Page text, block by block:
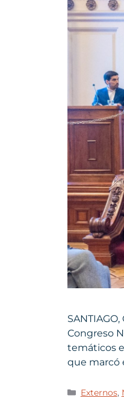
Congreso
temáticos
que marcó
Externos,